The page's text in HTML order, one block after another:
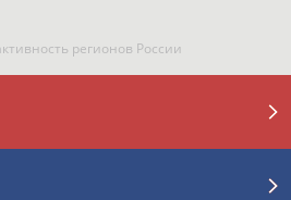
регионов России